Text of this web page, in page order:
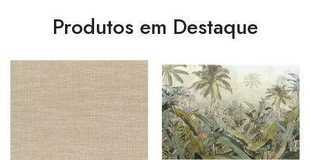
Produtos em Destaque